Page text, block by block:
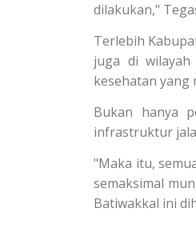
dilakukan,"
Terlebih
juga di wilayah
kesehatan yang
Bukan hanya
infrastruktur
"Maka itu,
semaksimal
Batiwakkal ini